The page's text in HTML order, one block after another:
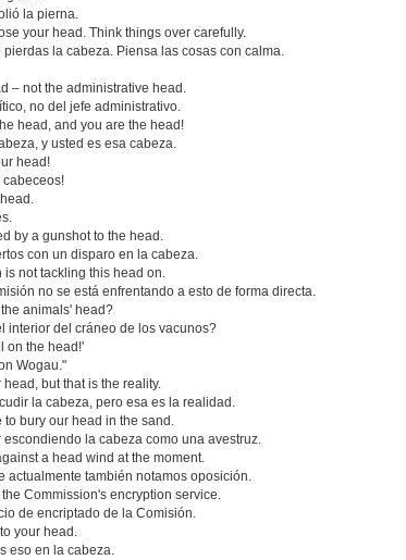
la pierna.
not to lose your head. Think things over carefully.
pierdas la cabeza. Piensa las cosas con calma.
– not the administrative head.
no del jefe administrativo.
head, and you are the head!
y usted es esa cabeza.
head!
cabeceos!
by a gunshot to the head.
con un disparo en la cabeza.
is not tackling this head on.
no se está enfrentando a esto de forma directa.
animals' head?
interior del cráneo de los vacunos?
on the head!'
Wogau."
but that is the reality.
la cabeza, pero esa es la realidad.
to bury our head in the sand.
escondiendo la cabeza como una avestruz.
a head wind at the moment.
actualmente también notamos oposición.
Commission's encryption service.
de encriptado de la Comisión.
your head.
eso en la cabeza.